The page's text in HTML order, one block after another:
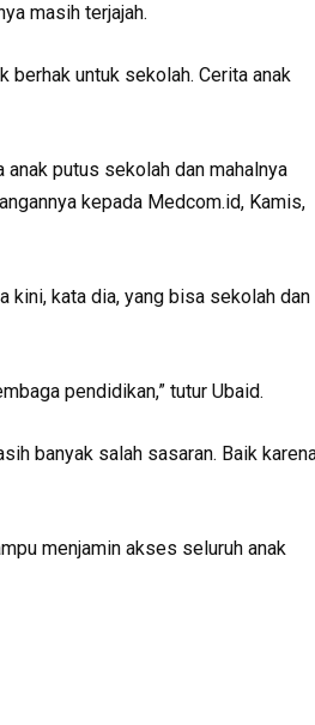
masih terjajah.
berhak untuk sekolah. Cerita anak
putus sekolah dan mahalnya
kepada Medcom.id, Kamis,
kini, kata dia, yang bisa sekolah dan
pendidikan,” tutur Ubaid.
banyak salah sasaran. Baik
menjamin akses seluruh anak